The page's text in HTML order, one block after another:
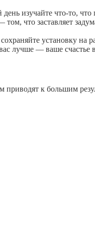
изучайте что-то,
что заставляет
установку на
лучше — ваше счастье
к большим